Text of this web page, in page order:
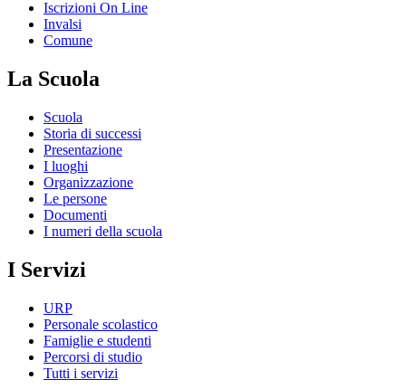
Iscrizioni On Line
Invalsi
Comune
La Scuola
Scuola
Storia di successi
Presentazione
I luoghi
Organizzazione
Le persone
Documenti
I numeri della scuola
I Servizi
URP
Personale scolastico
Famiglie e studenti
Percorsi di studio
Tutti i servizi